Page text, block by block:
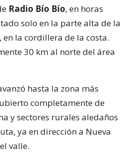
Radio Bío Bío, en horas
solo en la parte alta de la
en la cordillera de la costa.
30 km al norte del área
hasta la zona más
completamente de
y sectores rurales aledaños
ya en dirección a Nueva
valle.